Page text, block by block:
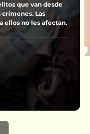
que van desde
Las
ellos no les afectan.